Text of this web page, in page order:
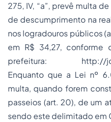
275, IV, “a”, prevê multa
de descumprimento na
nos logradouros públicos
em R$ 34,27, conforme
prefeitura: http://
Enquanto que a Lei nº
multa, quando forem
passeios (art. 20), de um
sendo este delimitado em